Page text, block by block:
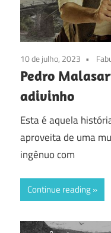
10 de julho, 2023
Pedro
adivinho
Esta é aquela
aproveita de uma
ingênuo com
Continue reading